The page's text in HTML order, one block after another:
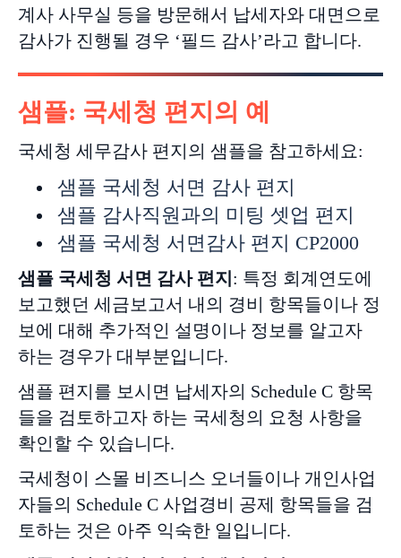
계사 사무실 등을 방문해서 납세자와 대면으로
감사가 진행될 경우 ‘필드 감사’라고 합니다.
샘플: 국세청 편지의 예
국세청 세무감사 편지의 샘플을 참고하세요:
샘플 국세청 서면 감사 편지
샘플 감사직원과의 미팅 셋업 편지
샘플 국세청 서면감사 편지 CP2000
샘플 국세청 서면 감사 편지 : 특정 회계연도에
보고했던 세금보고서 내의 경비 항목들이나 정
보에 대해 추가적인 설명이나 정보를 알고자
하는 경우가 대부분입니다.
샘플 편지를 보시면 납세자의 Schedule C 항목
들을 검토하고자 하는 국세청의 요청 사항을
확인할 수 있습니다.
국세청이 스몰 비즈니스 오너들이나 개인사업
자들의 Schedule C 사업경비 공제 항목들을 검
토하는 것은 아주 익숙한 일입니다.